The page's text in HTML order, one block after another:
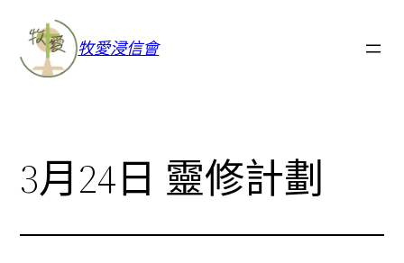
牧愛浸信會
3月24日 靈修計劃